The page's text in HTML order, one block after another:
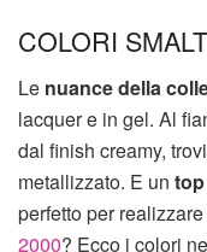
COLORI
Le nuance della
lacquer e in gel. Al
dal finish creamy,
metallizzato. E un
perfetto per
2000? Ecco i colori